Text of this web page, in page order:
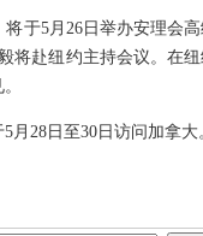
于5月26日举办安理会
将赴纽约主持会议。在
28日至30日访问加拿大